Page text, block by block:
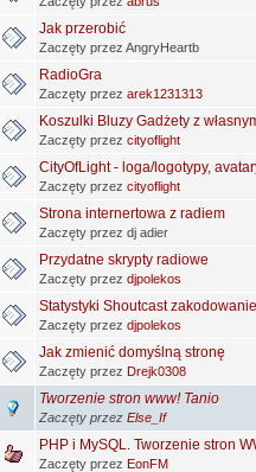
Jak przerobić
Zaczęty przez AngryHeartb
RadioGra
Zaczęty przez arek1231313
Koszulki Bluzy Gadżety z
Zaczęty przez cityoflight
CityOfLight - loga/logotypy,
Zaczęty przez cityoflight
Strona internertowa z radiem
Zaczęty przez dj adier
Przydatne skrypty radiowe
Zaczęty przez djpolekos
Statystyki Shoutcast zakodowanie
Zaczęty przez djpolekos
Jak zmienić domyślną stronę
Zaczęty przez Drejk0308
Tworzenie stron www! Tanio
Zaczęty przez Else_If
PHP i MySQL. Tworzenie stron
Zaczęty przez EonFM